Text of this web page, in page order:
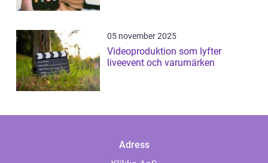
05 november 2025
Videoproduktion som lyfter
liveevent och varumärken
Adress